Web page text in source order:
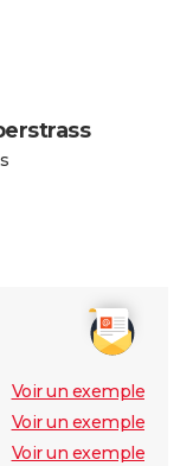
Voir un exemple
Voir un exemple
Voir un exemple